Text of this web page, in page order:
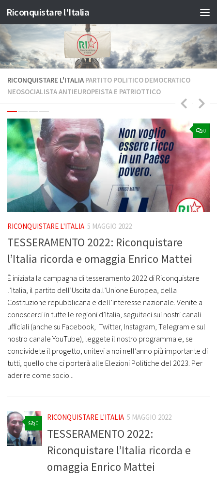
Salta al contenuto
Riconquistare l'Italia
RICONQUISTARE L'ITALIA PARTITO POLITICO DEMOCRATICO
NEOSOCIALISTA ANTIEUROPEISTA E PATRIOTTICO
0
RICONQUISTARE L'ITALIA 5 MAGGIO 2022
TESSERAMENTO 2022: Riconquistare
l’Italia ricorda e omaggia Enrico Mattei
È iniziata la campagna di tesseramento 2022 di Riconquistare
l’Italia, il partito dell’Uscita dall’Unione Europea, della
Costituzione repubblicana e dell’interesse nazionale. Venite a
conoscerci in tutte le regioni d’Italia, seguiteci sui nostri canali
ufficiali (anche su Facebook, Twitter, Instagram, Telegram e sul
nostro canale YouTube), leggete il nostro programma e, se
condividete il progetto, unitevi a noi nell’anno più importante di
tutti, quello che ci porterà alle Elezioni Politiche del 2023. Per
aderire come socio...
0
RICONQUISTARE L'ITALIA 5 MAGGIO 2022
TESSERAMENTO 2022:
Riconquistare l’Italia ricorda e
omaggia Enrico Mattei